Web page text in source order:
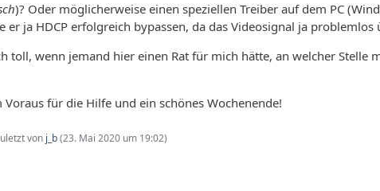
)? Oder möglicherweise einen speziellen Treiber auf dem PC
er ja HDCP erfolgreich bypassen, da das Videosignal ja
toll, wenn jemand hier einen Rat für mich hätte, an welcher Stelle
Voraus für die Hilfe und ein schönes Wochenende!
von j_b(23. Mai 2020 um 19:02)